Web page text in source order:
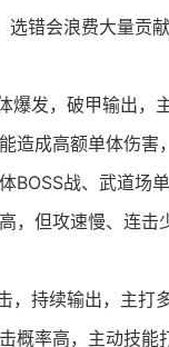
会浪费大量贡献
发，破甲输出，主
成高额单体伤害
战、武道场单
但攻速慢、连击
持续输出，主打多
率高，主动技能